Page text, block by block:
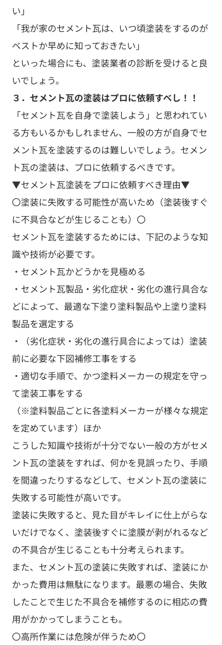
い」
「我が家のセメント瓦は、いつ頃塗装をするのが
ベストか早めに知っておきたい」
といった場合にも、塗装業者の診断を受けると良
いでしょう。
３．セメント瓦の塗装はプロに依頼すべし！！
「セメント瓦を自身で塗装しよう」と思われてい
る方もいるかもしれません、一般の方が自身でセ
メント瓦を塗装するのは難しいでしょう。セメン
ト瓦の塗装は、プロに依頼するべきです。
▼セメント瓦塗装をプロに依頼すべき理由▼
〇塗装に失敗する可能性が高いため（塗装後すぐ
に不具合などが生じることも）〇
セメント瓦を塗装するためには、下記のような知
識や技術が必要です。
・セメント瓦かどうかを見極める
・セメント瓦製品・劣化症状・劣化の進行具合な
どによって、最適な下塗り塗料製品や上塗り塗料
製品を選定する
・（劣化症状・劣化の進行具合によっては）塗装
前に必要な下図補修工事をする
・適切な手順で、かつ塗料メーカーの規定を守っ
て塗装工事をする
（※塗料製品ごとに各塗料メーカーが様々な規定
を定めています）ほか
こうした知識や技術が十分でない一般の方がセメ
ント瓦の塗装をすれば、何かを見誤ったり、手順
を間違ったりするなどして、セメント瓦の塗装に
失敗する可能性が高いです。
塗装に失敗すると、見た目がキレイに仕上がらな
いだけでなく、塗装後すぐに塗膜が剥がれるなど
の不具合が生じることも十分考えられます。
また、セメント瓦の塗装に失敗すれば、塗装にか
かった費用は無駄になります。最悪の場合、失敗
したことで生じた不具合を補修するのに相応の費
用がかかってしまうことも。
〇高所作業には危険が伴うため〇